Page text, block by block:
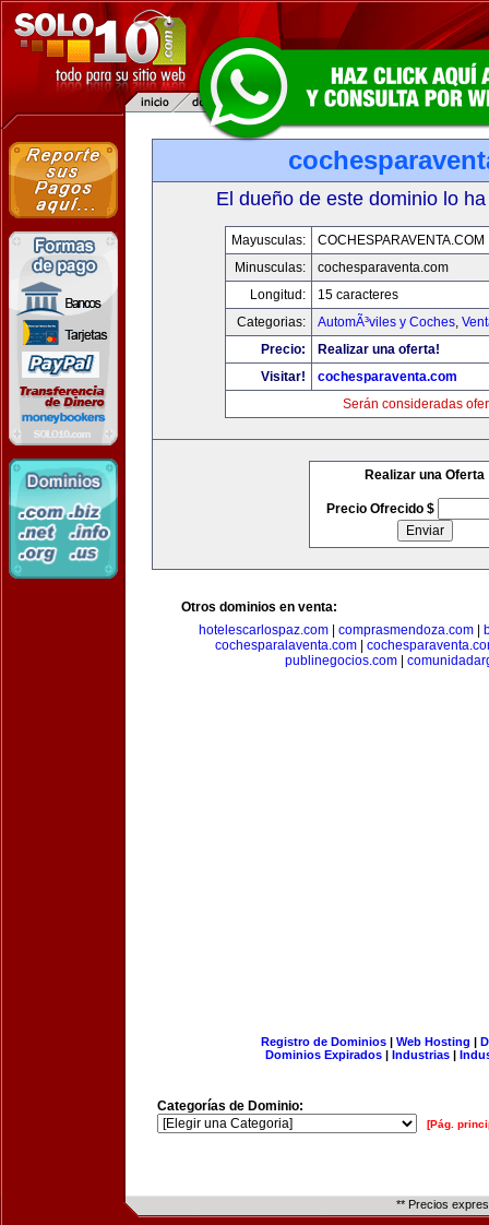
El dueño de este dominio lo
Mayusculas:
COCHESPARAVENTA.COM
Minusculas:
cochesparaventa.com
Longitud:
15 caracteres
Categorias:
AutomÃ³viles y Coches,
Precio:
Realizar una oferta!
Visitar!
cochesparaventa.com
Serán consideradas
Realizar una Oferta
Precio Ofrecido $
Otros dominios en venta:
hotelescarlospaz.com| comprasmendoza.com|
cochesparalaventa.com
publinegocios.com|
Registro de Dominios| Web Hosting |
Dominios Expirados | Industrias |
Categorías de Dominio:
[Pág.
** Precios